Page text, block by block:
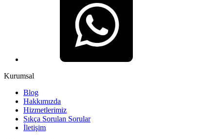
Kurumsal
Blog
Hakkımızda
Hizmetlerimiz
Sıkça Sorulan Sorular
İletişim